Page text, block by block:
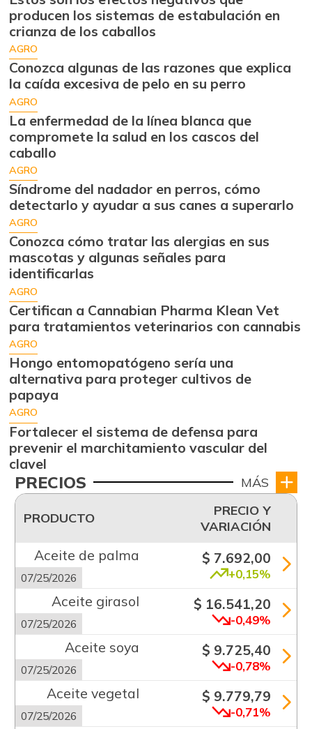
producen los sistemas de estabulación en
crianza de los caballos
AGRO
Conozca algunas de las razones que explica
la caída excesiva de pelo en su perro
AGRO
La enfermedad de la línea blanca que
compromete la salud en los cascos del
caballo
AGRO
Síndrome del nadador en perros, cómo
detectarlo y ayudar a sus canes a superarlo
AGRO
Conozca cómo tratar las alergias en sus
mascotas y algunas señales para
identificarlas
AGRO
Certifican a Cannabian Pharma Klean Vet
para tratamientos veterinarios con cannabis
AGRO
Hongo entomopatógeno sería una
alternativa para proteger cultivos de
papaya
AGRO
Fortalecer el sistema de defensa para
prevenir el marchitamiento vascular del
clavel
PRECIOS MÁS
PRODUCTO
PRECIO Y
VARIACIÓN
Aceite de palma
07/25/2026
$ 7.692,00
+0,15%
Aceite girasol
07/25/2026
$ 16.541,20
-0,49%
Aceite soya
07/25/2026
$ 9.725,40
-0,78%
Aceite vegetal
07/25/2026
$ 9.779,79
-0,71%